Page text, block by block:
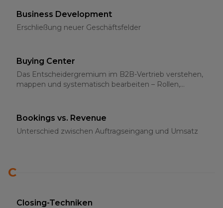
Business Development
Erschließung neuer Geschäftsfelder
Buying Center
Das Entscheidergremium im B2B-Vertrieb verstehen,
mappen und systematisch bearbeiten – Rollen,
Bookings vs. Revenue
Unterschied zwischen Auftragseingang und Umsatz
C
Closing-Techniken